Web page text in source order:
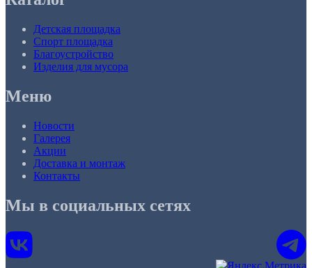
Детская площадка
Спорт площадка
Благоустройство
Изделия для мусора
Меню
Новости
Галерея
Акции
Доставка и монтаж
Контакты
Мы в социальных сетях